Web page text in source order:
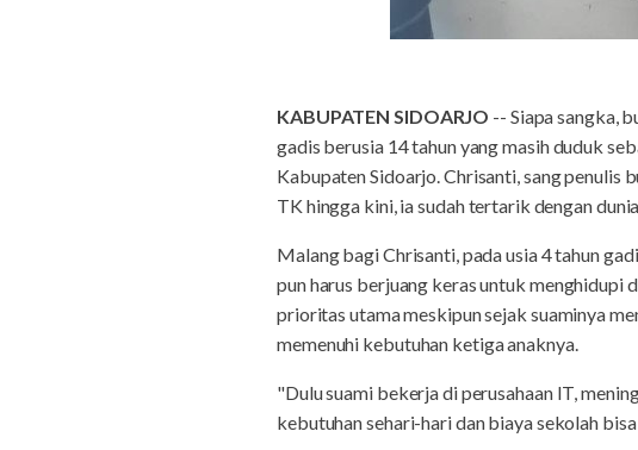
KABUPATEN SIDOARJO -- Siapa sangka,
gadis berusia 14 tahun yang masih duduk
Kabupaten Sidoarjo. Chrisanti, sang penulis
TK hingga kini, ia sudah tertarik dengan
Malang bagi Chrisanti, pada usia 4 tahun
pun harus berjuang keras untuk menghidupi
prioritas utama meskipun sejak suaminya
memenuhi kebutuhan ketiga anaknya.
"Dulu suami bekerja di perusahaan IT,
kebutuhan sehari-hari dan biaya sekolah